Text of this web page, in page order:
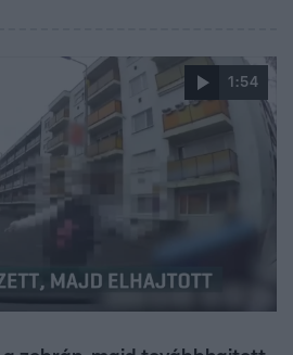
1:54